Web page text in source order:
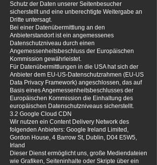
Schutz der Daten unserer Seitenbesucher
sicherstellt und eine unberechtigte Weitergabe an
Dritte untersagt.
Bei einer Datenübermittlung an den
Anbieterstandort ist ein angemessenes
Datenschutzniveau durch einen
Angemessenheitsbeschluss der Europäischen
Kommission gewährleistet.
Für Datenübermittlungen in die USA hat sich der
Anbieter dem EU-US-Datenschutzrahmen (EU-US
Data Privacy Framework) angeschlossen, das auf
Basis eines Angemessenheitsbeschlusses der
Europäischen Kommission die Einhaltung des
europäischen Datenschutzniveaus sicherstellt.
3.2 Google Cloud CDN
Wir nutzen ein Content Delivery Network des
folgenden Anbieters: Google Ireland Limited,
Gordon House, 4 Barrow St, Dublin, D04 E5W5,
Irland
Dieser Dienst ermöglicht uns, große Mediendateien
wie Grafiken, Seiteninhalte oder Skripte über ein